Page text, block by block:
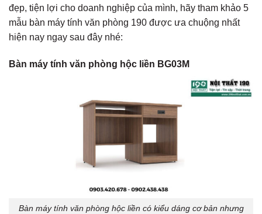
đẹp, tiện lợi cho doanh nghiệp của mình, hãy tham khảo 5
mẫu bàn máy tính văn phòng 190 được ưa chuộng nhất
hiện nay ngay sau đây nhé:
Bàn máy tính văn phòng hộc liền BG03M
Bàn máy tính văn phòng hộc liền có kiểu dáng cơ bản nhưng